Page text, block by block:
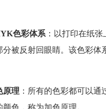
色彩体系 ：以打印在纸
分被反射回眼睛。该色彩
原理 ：所有的色彩都可以
颜色，称为加色原理。